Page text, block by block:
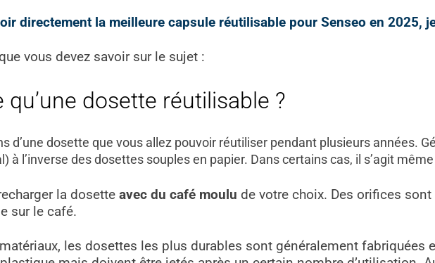
directement la meilleure capsule réutilisable pour Senseo en 2025,
vous devez savoir sur le sujet :
qu’une dosette réutilisable ?
d’une dosette que vous allez pouvoir réutiliser pendant plusieurs années.
à l’inverse des dosettes souples en papier. Dans certains cas, il s’agit
la dosette avec du café moulu de votre choix. Des orifices
sur le café.
les dosettes les plus durables sont généralement fabriquées